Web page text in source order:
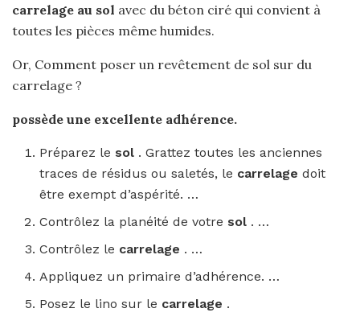
carrelage au sol avec du béton ciré qui convient à
toutes les pièces même humides.
Or, Comment poser un revêtement de sol sur du
carrelage ?
possède une excellente adhérence.
Préparez le sol . Grattez toutes les anciennes
traces de résidus ou saletés, le carrelagedoit
être exempt d’aspérité. …
Contrôlez la planéité de votre sol . …
Contrôlez le carrelage . …
Appliquez un primaire d’adhérence. …
Posez le lino sur le carrelage .